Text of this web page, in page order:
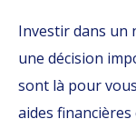
Investir dans un
une décision
sont là pour
aides